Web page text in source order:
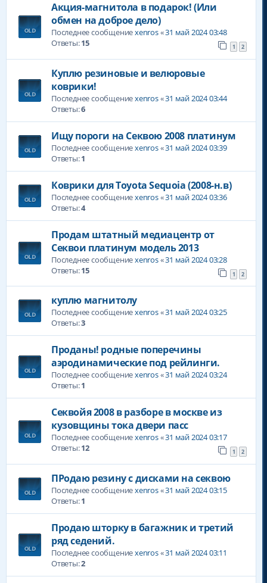
Акция-магнитола в подарок! (Или
обмен на доброе дело)
Последнее сообщениеxenros«31 май 2024 03:48
Ответы:15 1 2
Куплю резиновые и велюровые
коврики!
Последнее сообщениеxenros«31 май 2024 03:44
Ответы:6
Ищу пороги на Секвою 2008 платинум
Последнее сообщениеxenros«31 май 2024 03:39
Ответы:1
Коврики для Toyota Sequoia (2008-н.в)
Последнее сообщениеxenros«31 май 2024 03:36
Ответы:4
Продам штатный медиацентр от
Секвои платинум модель 2013
Последнее сообщениеxenros«31 май 2024 03:28
Ответы:15 1 2
куплю магнитолу
Последнее сообщениеxenros«31 май 2024 03:25
Ответы:3
Проданы! родные поперечины
аэродинамические под рейлинги.
Последнее сообщениеxenros«31 май 2024 03:24
Ответы:1
Секвойя 2008 в разборе в москве из
кузовщины тока двери пасс
Последнее сообщениеxenros«31 май 2024 03:17
Ответы:12 1 2
ПРодаю резину с дисками на секвою
Последнее сообщениеxenros«31 май 2024 03:15
Ответы:1
Продаю шторку в багажник и третий
ряд седений.
Последнее сообщениеxenros«31 май 2024 03:11
Ответы:2